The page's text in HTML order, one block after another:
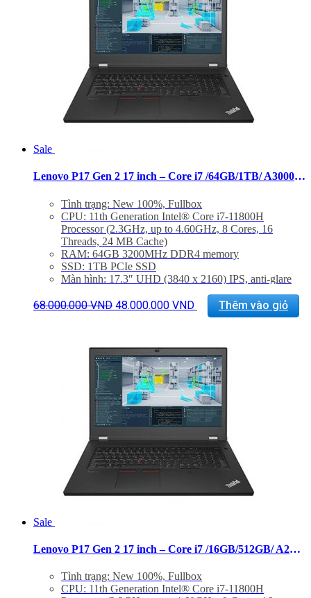
Sale
Lenovo P17 Gen 2 17 inch – Core i7 /64GB/1TB/ A3000 UHD 4K
Tình trạng: New 100%, Fullbox
CPU: 11th Generation Intel® Core i7-11800H
Processor (2.3GHz, up to 4.60GHz, 8 Cores, 16
Threads, 24 MB Cache)
RAM: 64GB 3200MHz DDR4 memory
SSD: 1TB PCIe SSD
Màn hình: 17.3″ UHD (3840 x 2160) IPS, anti-glare
Card đồ hoạ: NVIDIA RTX A3000 6GB
68.000.000VND Giá
gốc
48.000.000 VND Giá
hiện
48.000.000 VND.
Thêm vào giỏ
Sale
Lenovo P17 Gen 2 17 inch – Core i7 /16GB/512GB/ A2000 UHD
Tình trạng: New 100%, Fullbox
CPU: 11th Generation Intel® Core i7-11800H